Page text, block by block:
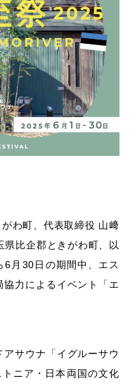
わ町、代表取締役 山﨑
比企郡ときがわ町、以
月30日の期間中、エス
協力によるイベント「エ
サウナ「イグルーサウ
ニア・日本両国の文化